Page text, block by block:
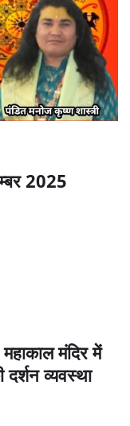
2025
मंदिर में
व्यवस्था